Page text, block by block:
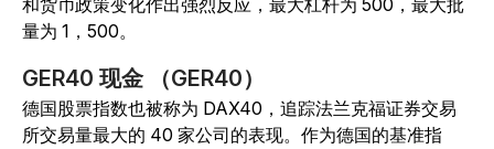
和货币政策变化作出强烈反应，最大杠杆为 500，最大批
量为 1，500。
GER40 现金 （GER40）
德国股票指数也被称为 DAX40，追踪法兰克福证券交易
所交易量最大的 40 家公司的表现。作为德国的基准指